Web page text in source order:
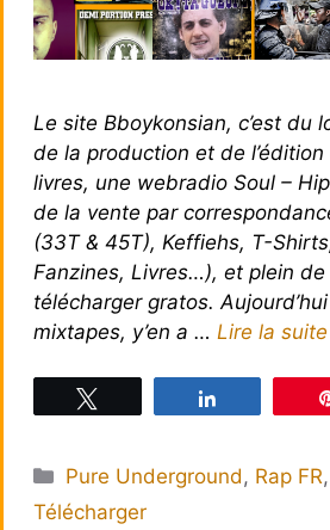
Le site Bboykonsian, c’est du
de la production et de
livres, une webradio Soul –
de la vente par
(33T & 45T), Keffiehs, T-
Fanzines, Livres…), et plein de
télécharger gratos.
mixtapes, y’en a … Lire la suite
Catégories
Pure Underground, Rap FR,
Télécharger